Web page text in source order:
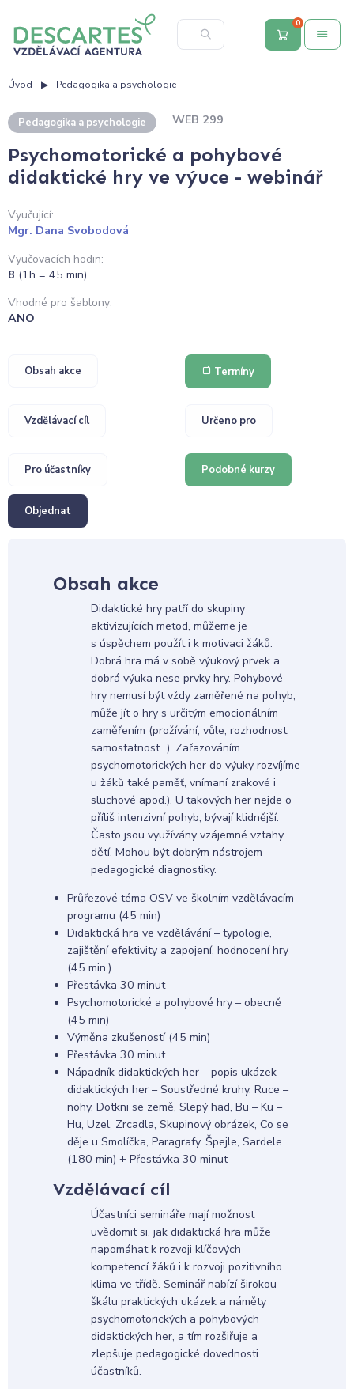
0
Úvod Pedagogika a psychologie
Pedagogika a psychologie WEB 299
Psychomotorické a pohybové
didaktické hry ve výuce - webinář
Vyučující:
Mgr. Dana Svobodová
Vyučovacích hodin:
8 (1h = 45 min)
Vhodné pro šablony:
ANO
Obsah akce Termíny
Vzdělávací cíl Určeno pro
Pro účastníky Podobné kurzy
Objednat
Obsah akce
Didaktické hry patří do skupiny
aktivizujících metod, můžeme je
s úspěchem použít i k motivaci žáků.
Dobrá hra má v sobě výukový prvek a
dobrá výuka nese prvky hry. Pohybové
hry nemusí být vždy zaměřené na pohyb,
může jít o hry s určitým emocionálním
zaměřením (prožívání, vůle, rozhodnost,
samostatnost…). Zařazováním
psychomotorických her do výuky rozvíjíme
u žáků také paměť, vnímaní zrakové i
sluchové apod.). U takových her nejde o
příliš intenzivní pohyb, bývají klidnější.
Často jsou využívány vzájemné vztahy
dětí. Mohou být dobrým nástrojem
pedagogické diagnostiky.
Průřezové téma OSV ve školním vzdělávacím
programu (45 min)
Didaktická hra ve vzdělávání – typologie,
zajištění efektivity a zapojení, hodnocení hry
(45 min.)
Přestávka 30 minut
Psychomotorické a pohybové hry – obecně
(45 min)
Výměna zkušeností (45 min)
Přestávka 30 minut
Nápadník didaktických her – popis ukázek
didaktických her – Soustředné kruhy, Ruce –
nohy, Dotkni se země, Slepý had, Bu – Ku –
Hu, Uzel, Zrcadla, Skupinový obrázek, Co se
děje u Smolíčka, Paragrafy, Špejle, Sardele
(180 min) + Přestávka 30 minut
Vzdělávací cíl
Účastníci semináře mají možnost
uvědomit si, jak didaktická hra může
napomáhat k rozvoji klíčových
kompetencí žáků i k rozvoji pozitivního
klima ve třídě. Seminář nabízí širokou
škálu praktických ukázek a náměty
psychomotorických a pohybových
didaktických her, a tím rozšiřuje a
zlepšuje pedagogické dovednosti
účastníků.